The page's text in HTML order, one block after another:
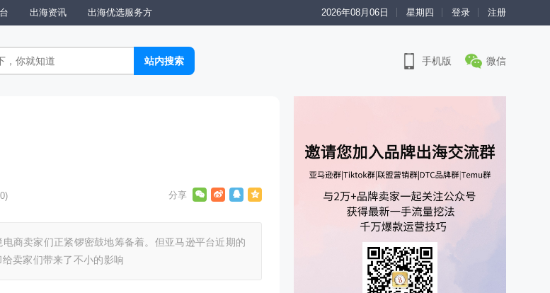
出海资讯 出海优选服务方 2026年08月06日 星期四 登录 注册
手机版 微信
商卖家们正紧锣密鼓地筹备着。但亚马逊平台近期的
卖家们带来了不小的影响